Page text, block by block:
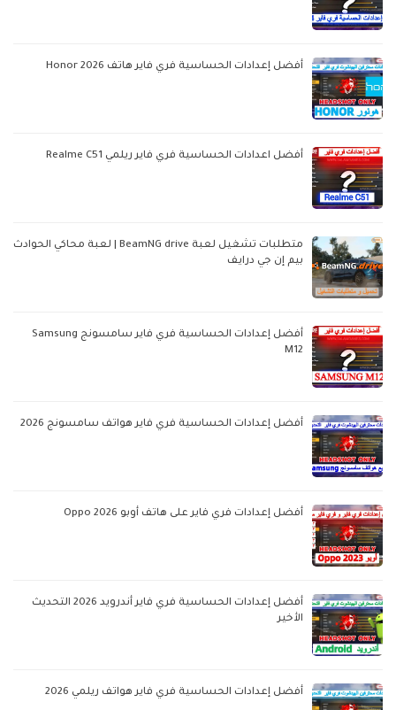
أفضل إعدادات الحساسية فري فاير هاتف Honor 2026
أفضل اعدادات الحساسية فري فاير ريلمي Realme C51
متطلبات تشغيل لعبة BeamNG drive | لعبة محاكي الحوادث
بيم إن جي درايف
أفضل إعدادات الحساسية فري فاير سامسونج Samsung
M12
أفضل إعدادات الحساسية فري فاير هواتف سامسونج 2026
أفضل إعدادات فري فاير على هاتف أوبو Oppo 2026
أفضل إعدادات الحساسية فري فاير أندرويد 2026 التحديث
الأخير
أفضل إعدادات الحساسية فري فاير هواتف ريلمي 2026